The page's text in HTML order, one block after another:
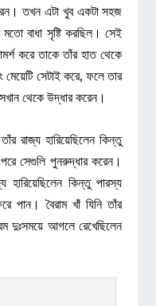
তখন এটা খুব একটা সহজ
বাধা সৃষ্টি করছিল। সেই
করে তাকে তাঁর হাত থেকে
মেয়েটি সেটাই করে, ফলে তার
থেকে উদ্ধার করেন।
রাজ্য হারিয়েছিলেন কিন্তু
সেগুলি পুনরুদ্ধার করেন।
হারিয়েছিলেন কিন্তু পারস্য
পান। বৈরাম খাঁ যিনি তাঁর
দুঃসময়ে আগলে রেখেছিলেন